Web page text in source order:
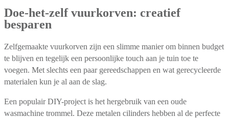
Doe-het-zelf vuurkorven: creatief
besparen
Zelfgemaakte vuurkorven zijn een slimme manier om binnen budget
te blijven en tegelijk een persoonlijke touch aan je tuin toe te
voegen. Met slechts een paar gereedschappen en wat gerecycleerde
materialen kun je al aan de slag.
Een populair DIY-project is het hergebruik van een oude
wasmachine trommel. Deze metalen cilinders hebben al de perfecte